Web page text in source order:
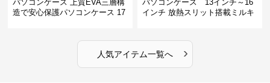
パソコンケース 上質EVA三層構
造で安心保護パソコンケース 17
パソコンケース 13インチ～16
インチ 放熱スリット搭載ミルキ
人気アイテム一覧へ ›